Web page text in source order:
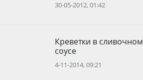
30-05-2012, 01:42
Креветки в сливочном
соусе
4-11-2014, 09:21